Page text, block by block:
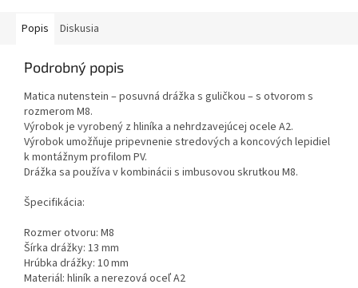
Popis Diskusia
Podrobný popis
Matica nutenstein – posuvná drážka s guličkou – s otvorom s
rozmerom M8.
Výrobok je vyrobený z hliníka a nehrdzavejúcej ocele A2.
Výrobok umožňuje pripevnenie stredových a koncových lepidiel
k montážnym profilom PV.
Drážka sa používa v kombinácii s imbusovou skrutkou M8.
Špecifikácia:
Rozmer otvoru: M8
Šírka drážky: 13 mm
Hrúbka drážky: 10 mm
Materiál: hliník a nerezová oceľ A2